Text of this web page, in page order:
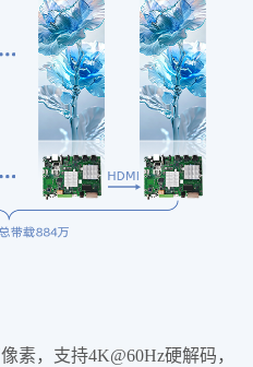
素，支持4K@60Hz硬解码，